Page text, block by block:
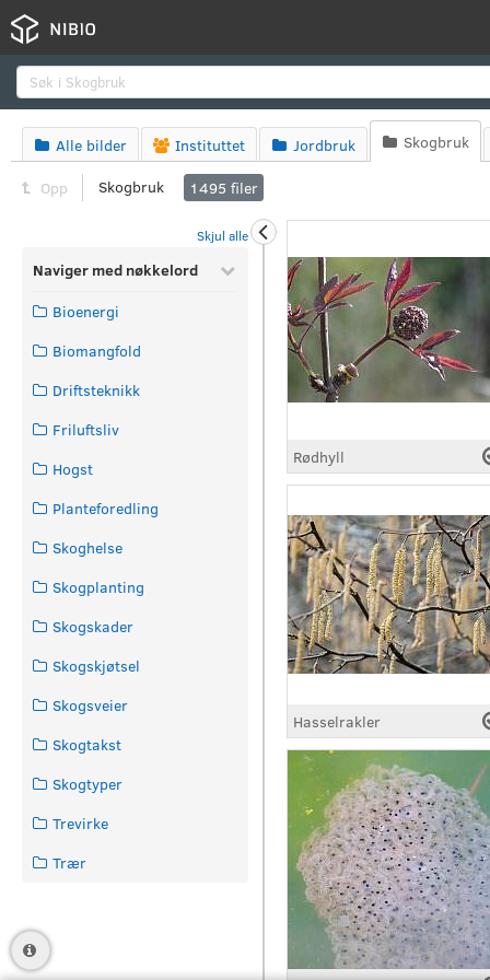
 Alle bilder  Instituttet  Jordbruk  Skogbruk
Opp Skogbruk 1495 filer
Skjul alle
Naviger med nøkkelord
Bioenergi
Biomangfold
Driftsteknikk
Friluftsliv
Hogst
Planteforedling
Skoghelse
Skogplanting
Skogskader
Skogskjøtsel
Skogsveier
Skogtakst
Skogtyper
Trevirke
Trær
Rødhyll
Hasselrakler